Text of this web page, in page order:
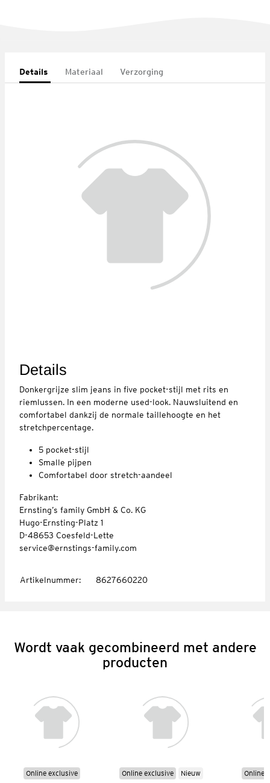
Details Materiaal Verzorging
Details
Donkergrijze slim jeans in five pocket-stijl met rits en
riemlussen. In een moderne used-look. Nauwsluitend en
comfortabel dankzij de normale taillehoogte en het
stretchpercentage.
5 pocket-stijl
Smalle pijpen
Comfortabel door stretch-aandeel
Fabrikant:
Ernsting’s family GmbH & Co. KG
Hugo-Ernsting-Platz 1
D-48653 Coesfeld-Lette
service@ernstings-family.com
Artikelnummer: 8627660220
Wordt vaak gecombineerd met andere
producten
Online exclusive
Online exclusive
Nieuw
Online